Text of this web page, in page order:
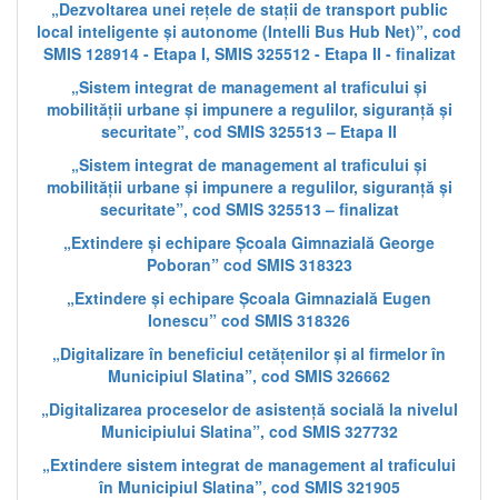
„Dezvoltarea unei rețele de stații de transport public
local inteligente și autonome (Intelli Bus Hub Net)”, cod
SMIS 128914 - Etapa I, SMIS 325512 - Etapa II - finalizat
„Sistem integrat de management al traficului și
mobilității urbane și impunere a regulilor, siguranță și
securitate”, cod SMIS 325513 – Etapa II
„Sistem integrat de management al traficului și
mobilității urbane și impunere a regulilor, siguranță și
securitate”, cod SMIS 325513 – finalizat
„Extindere și echipare Școala Gimnazială George
Poboran” cod SMIS 318323
„Extindere și echipare Școala Gimnazială Eugen
Ionescu” cod SMIS 318326
„Digitalizare în beneficiul cetățenilor și al firmelor în
Municipiul Slatina”, cod SMIS 326662
„Digitalizarea proceselor de asistență socială la nivelul
Municipiului Slatina”, cod SMIS 327732
„Extindere sistem integrat de management al traficului
în Municipiul Slatina”, cod SMIS 321905